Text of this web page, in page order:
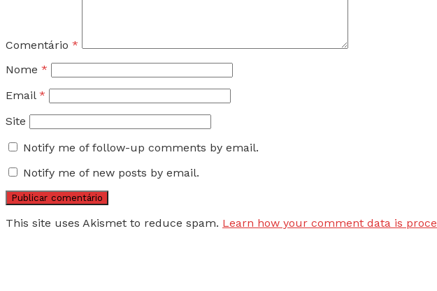
Comentário *
Nome *
Email *
Site
Notify me of follow-up comments by email.
Notify me of new posts by email.
This site uses Akismet to reduce spam. Learn how your comment data is